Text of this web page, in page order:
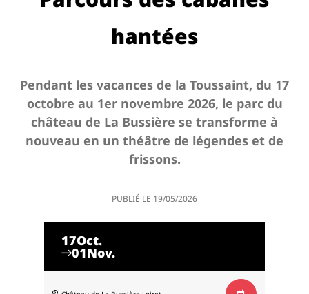
hantées
Pendant les vacances de la Toussaint, du 17
octobre au 1er novembre 2026, le parc du
château de La Bussière se transforme à
nouveau en un théâtre de légendes et de
frissons.
PUBLIÉ LE 19/05/2026
17Oct.
01Nov.